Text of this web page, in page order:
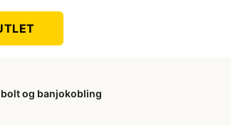
og banjokobling